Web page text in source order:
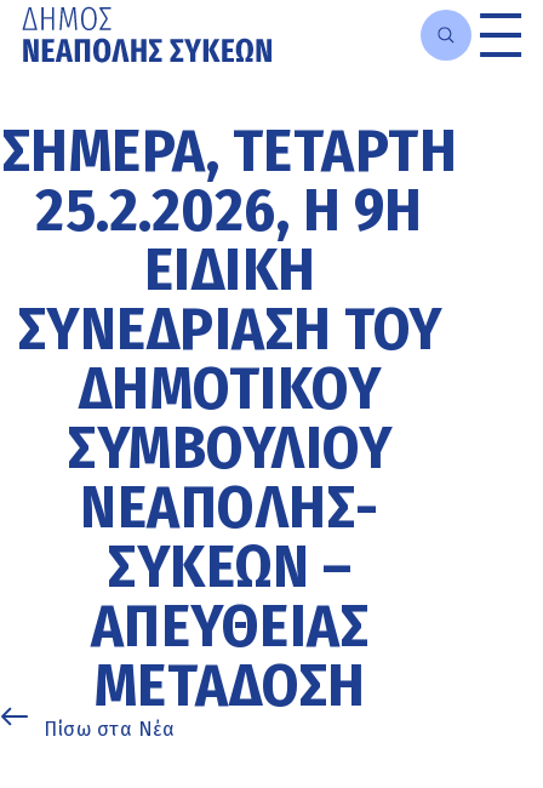
κυρίως
περιεχόμενο
ΣΗΜΕΡΑ, ΤΕΤΑΡΤΗ
25.2.2026, Η 9Η
ΕΙΔΙΚΗ
ΣΥΝΕΔΡΙΑΣΗ ΤΟΥ
ΔΗΜΟΤΙΚΟΥ
ΣΥΜΒΟΥΛΙΟΥ
ΝΕΑΠΟΛΗΣ-
ΣΥΚΕΩΝ –
ΑΠΕΥΘΕΙΑΣ
ΜΕΤΑΔΟΣΗ
Πίσω στα Νέα